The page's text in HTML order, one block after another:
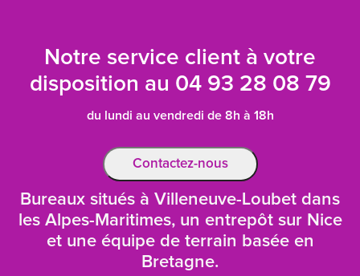
Notre service client à votre
disposition au 04 93 28 08 79
du lundi au vendredi de 8h à 18h
Contactez-nous
Bureaux situés à Villeneuve-Loubet dans
les Alpes-Maritimes, un entrepôt sur Nice
et une équipe de terrain basée en
Bretagne.